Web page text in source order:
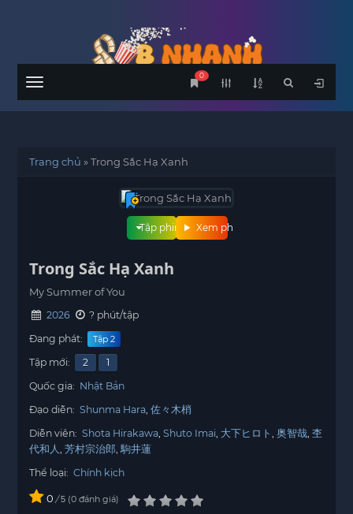
Menu
0
Trang chủ »Trong Sắc Hạ Xanh
Xem phim
Tập phim
Trong Sắc Hạ Xanh
My Summer of You
2026
? phút/tập
Đang phát:
Tập 2
Tập mới: 2
1
Quốc gia: Nhật Bản
Đạo diễn: Shunma Hara 佐々木梢
Diễn viên: Shota Hirakawa Shuto Imai 大下ヒロト 奥智哉 杢
代和人 芳村宗治郎 駒井蓮
Thể loại: Chính kịch
0 / 5 0 đánh giá